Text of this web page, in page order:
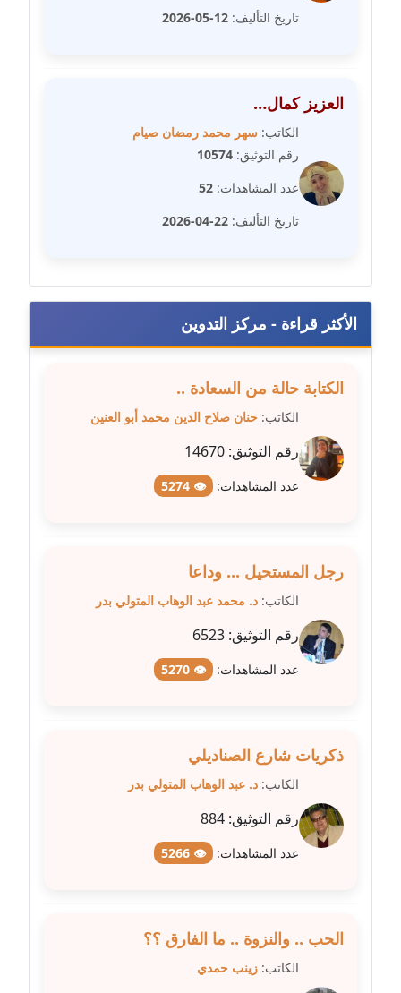
عاملة
عاملة
مدونة سهر صيام
مدونة سهير عسكر
مدونة سوزان بهنسي
مدونة سوميه الالفي
مدونة شرف الدين محمد
عاملة
عاملة
مدونة شيماء حسني
مدونة شيماء عبد المقصود
عاملة
تاريخ التأليف: 12-05-2026
العزيز كمال…
الكاتب: سهر محمد رمضان صيام
رقم التوثيق: 10574
عدد المشاهدات: 52
تاريخ التأليف: 22-04-2026
الأكثر قراءة - مركز التدوين
الكتابة حالة من السعادة ..
الكاتب: حنان صلاح الدين محمد أبو العنين
رقم التوثيق: 14670
عدد المشاهدات: 👁 5274
رجل المستحيل ... وداعا
الكاتب: د. محمد عبد الوهاب المتولي بدر
رقم التوثيق: 6523
عدد المشاهدات: 👁 5270
ذكريات شارع الصناديلي
الكاتب: د. عبد الوهاب المتولي بدر
رقم التوثيق: 884
عدد المشاهدات: 👁 5266
الحب .. والنزوة .. ما الفارق ؟؟
الكاتب: زينب حمدي